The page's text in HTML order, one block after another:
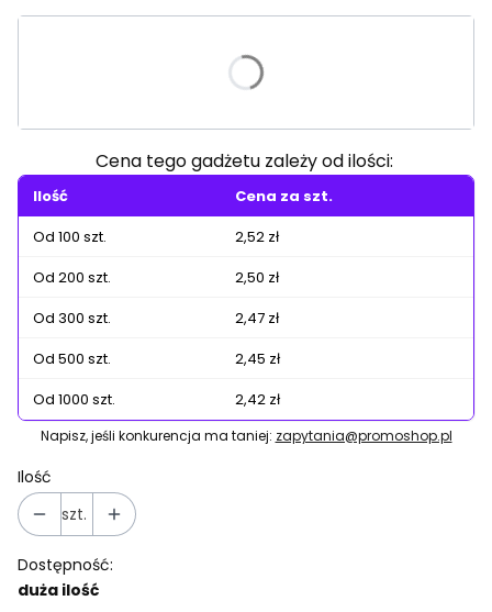
Poszczególne warianty mogą różnić się ceną
Cena tego gadżetu zależy od ilości:
Ilość
Cena za szt.
Od 100 szt.
2,52 zł
Od 200 szt.
2,50 zł
Od 300 szt.
2,47 zł
Od 500 szt.
2,45 zł
Od 1000 szt.
2,42 zł
Napisz, jeśli konkurencja ma taniej: zapytania@promoshop.pl
Ilość
szt.
Dostępność:
duża ilość